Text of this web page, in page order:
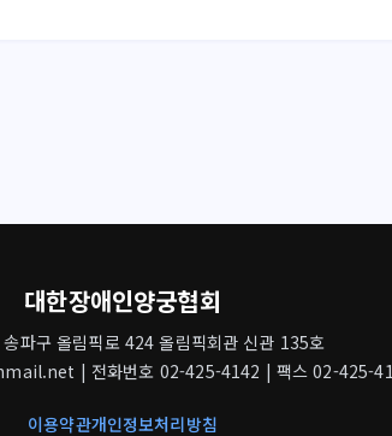
대한장애인양궁협회
송파구 올림픽로 424 올림픽회관 신관 135호
| 전화번호 02-425-4142 | 팩스 02-425-
이용약관개인정보처리방침